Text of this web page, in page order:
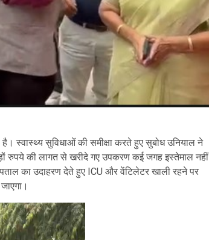
स्वास्थ्य सुविधाओं की समीक्षा करते हुए सुबोध उनियाल ने
रुपये की लागत से खरीदे गए उपकरण कई जगह इस्तेमाल नहीं
का उदाहरण देते हुए ICU और वेंटिलेटर खाली रहने पर